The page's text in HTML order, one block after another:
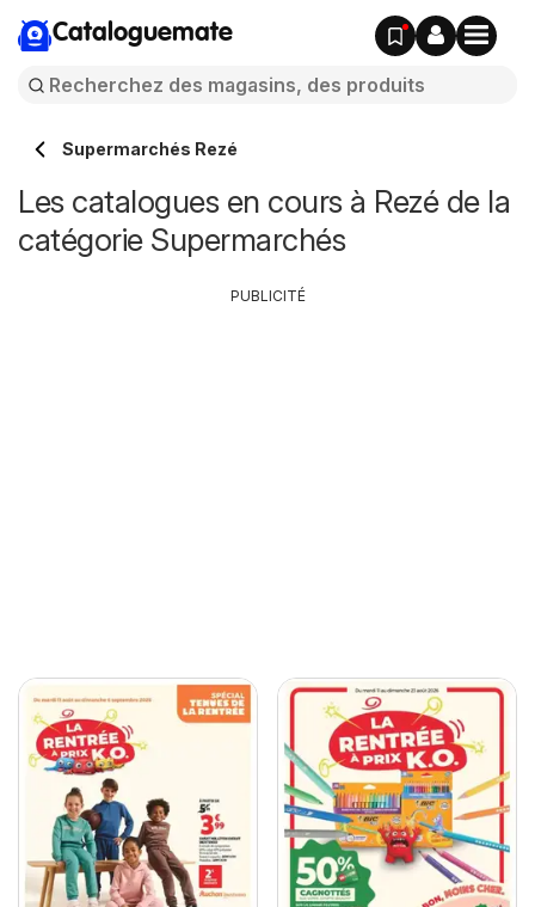
Cataloguemate
Supermarchés Rezé
Les catalogues en cours à Rezé de la
catégorie Supermarchés
PUBLICITÉ